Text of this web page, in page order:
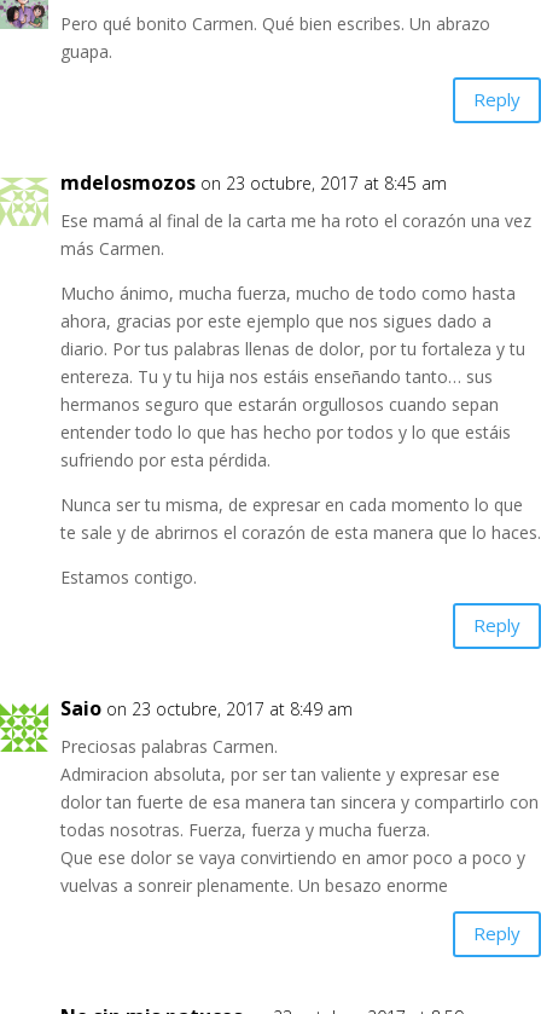
Pero qué bonito Carmen. Qué bien escribes. Un abrazo
guapa.
Reply
mdelosmozos on 23 octubre, 2017 at 8:45 am
Ese mamá al final de la carta me ha roto el corazón una vez
más Carmen.
Mucho ánimo, mucha fuerza, mucho de todo como hasta
ahora, gracias por este ejemplo que nos sigues dado a
diario. Por tus palabras llenas de dolor, por tu fortaleza y tu
entereza. Tu y tu hija nos estáis enseñando tanto… sus
hermanos seguro que estarán orgullosos cuando sepan
entender todo lo que has hecho por todos y lo que estáis
sufriendo por esta pérdida.
Nunca ser tu misma, de expresar en cada momento lo que
te sale y de abrirnos el corazón de esta manera que lo haces.
Estamos contigo.
Reply
Saio on 23 octubre, 2017 at 8:49 am
Preciosas palabras Carmen.
Admiracion absoluta, por ser tan valiente y expresar ese
dolor tan fuerte de esa manera tan sincera y compartirlo con
todas nosotras. Fuerza, fuerza y mucha fuerza.
Que ese dolor se vaya convirtiendo en amor poco a poco y
vuelvas a sonreir plenamente. Un besazo enorme
Reply